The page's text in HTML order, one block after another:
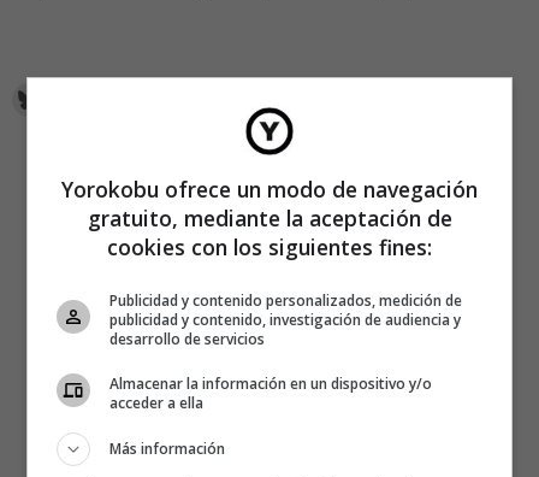
Yorokobu ofrece un modo de navegación
gratuito, mediante la aceptación de
cookies con los siguientes fines:
Publicidad y contenido personalizados, medición de
publicidad y contenido, investigación de audiencia y
desarrollo de servicios
Almacenar la información en un dispositivo y/o
acceder a ella
Más información